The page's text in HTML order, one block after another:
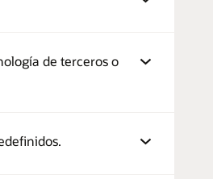
de terceros o